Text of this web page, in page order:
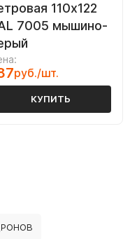
110х122
7005 мышино-
руб./шт.
КУПИТЬ